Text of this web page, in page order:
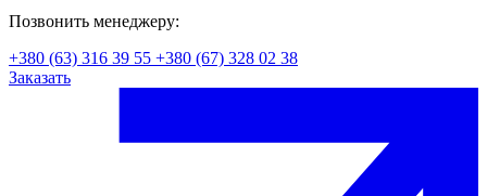
Позвонить менеджеру:
+380 (63) 316 39 55 +380 (67) 328 02 38
Заказать